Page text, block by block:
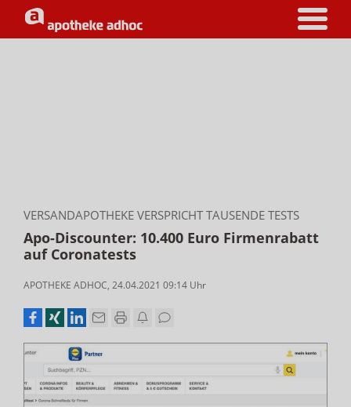
VERSANDAPOTHEKE VERSPRICHT TAUSENDE TESTS
Apo-Discounter: 10.400 Euro Firmenrabatt
auf Coronatests
APOTHEKE ADHOC, 24.04.2021 09:14 Uhr